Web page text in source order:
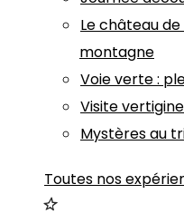
Le château
montagne
Voie verte :
Visite
Mystères au
Toutes nos